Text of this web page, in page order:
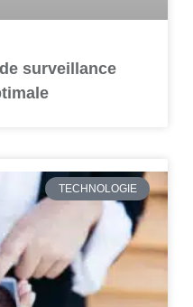
surveillance
TECHNOLOGIE